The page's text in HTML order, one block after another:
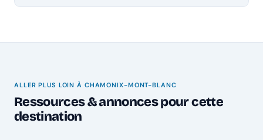
ALLER PLUS LOIN À CHAMONIX-MONT-BLANC
Ressources & annonces pour cette
destination